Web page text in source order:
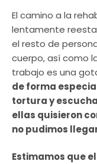
El camino a la
lentamente
el resto de
cuerpo, así como
trabajo es una
de forma
tortura y
ellas quisieron
no pudimos
Estimamos que